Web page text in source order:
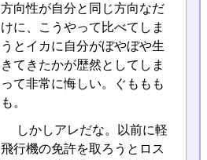
方向性が自分と同じ方向なだ
けに、こうやって比べてしま
うとイカに自分がぼやぼや生
きてきたかが歴然としてしま
って非常に悔しい。ぐももも
も。
しかしアレだな。以前に軽
飛行機の免許を取ろうとロス